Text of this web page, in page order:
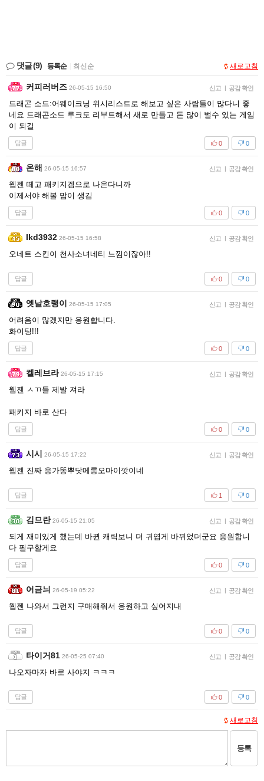
댓글(9) 등록순 최신순 새로고침
커피러버즈 26-05-15 16:50 신고 | 공감 확인
드래곤 소드:어웨이크닝 위시리스트로 해보고 싶은 사람들이 많다니 좋
네요 드래곤소드 루크도 리부트해서 새로 만들고 돈 많이 벌수 있는 게임
이 되길
답글 0
0
온해 26-05-15 16:57 신고 | 공감 확인
웹젠 떼고 패키지겜으로 나온다니까
이제서야 해볼 맘이 생김
답글 0
0
Ikd3932 26-05-15 16:58 신고 | 공감 확인
오네트 스킨이 천사소녀네티 느낌이잖아!!
답글 0
0
옛날호랭이 26-05-15 17:05 신고 | 공감 확인
어려음이 많겠지만 응원합니다.
화이팅!!!
답글 0
0
켈레브라 26-05-15 17:15 신고 | 공감 확인
웹젠 ㅅㄲ들 제발 져라
패키지 바로 산다
답글 0
0
시시 26-05-15 17:22 신고 | 공감 확인
웹젠 진짜 응가똥뿌닷메롱오마이깟이네
답글 0
1
김므란 26-05-15 21:05 신고 | 공감 확인
되게 재미있게 했는데 바뀐 캐릭보니 더 귀엽게 바뀌었더군요 응원합니
다 필구할게요
답글 0
0
어금늬 26-05-19 05:22 신고 | 공감 확인
웹젠 나와서 그런지 구매해줘서 응원하고 싶어지내
답글 0
0
타이거81 26-05-25 07:40 신고 | 공감 확인
나오자마자 바로 사야지 ㅋㅋㅋ
답글 0
0
새로고침
등록